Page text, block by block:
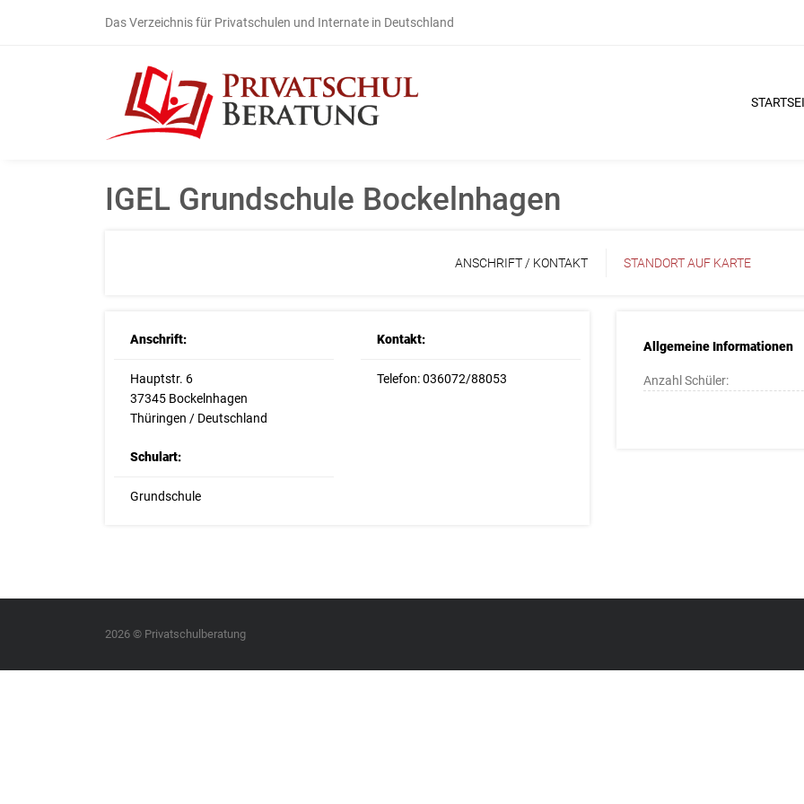
Das Verzeichnis für Privatschulen und Internate in Deutschland
IGEL Grundschule Bockelnhagen
ANSCHRIFT / KONTAKT STANDORT AUF KARTE
Anschrift:
Hauptstr. 6
37345 Bockelnhagen
Thüringen / Deutschland
Kontakt:
Telefon: 036072/88053
Schulart:
Grundschule
Allgemeine Informationen
Anzahl Schüler:
2026 © Privatschulberatung